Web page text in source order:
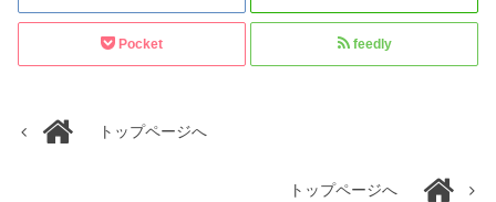
Pocket feedly
トップページへ
トップページへ